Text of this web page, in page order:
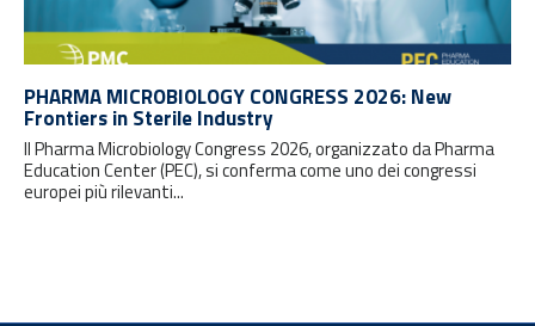
PHARMA MICROBIOLOGY CONGRESS 2026: New
Frontiers in Sterile Industry
Il Pharma Microbiology Congress 2026, organizzato da Pharma
Education Center (PEC), si conferma come uno dei congressi
europei più rilevanti...